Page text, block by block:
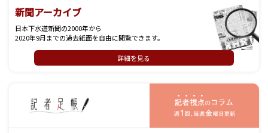
新聞アーカイブ
日本下水道新聞の2000年から
2020年9月までの過去紙面を自由に閲覧できます。
詳細を見る